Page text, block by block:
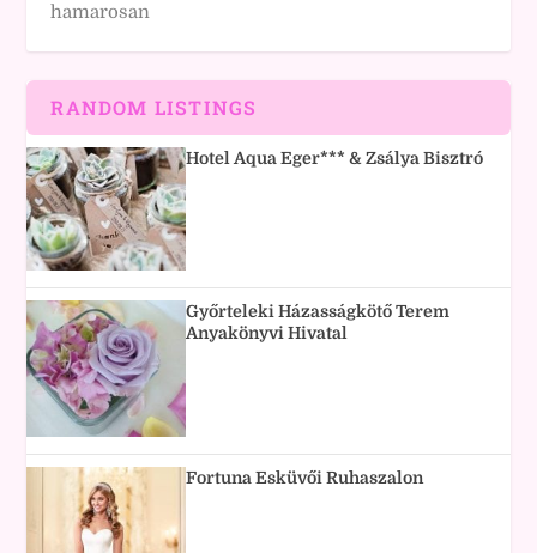
hamarosan
RANDOM LISTINGS
Hotel Aqua Eger*** & Zsálya Bisztró
Győrteleki Házasságkötő Terem
Anyakönyvi Hivatal
Fortuna Esküvői Ruhaszalon